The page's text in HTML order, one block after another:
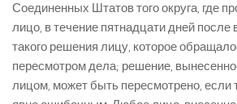
Соединенных Штатов того округа, где
лицо, в течение пятнадцати дней после
такого решения лицу, которое
пересмотром дела; решение,
лицом, может быть пересмотрено, если